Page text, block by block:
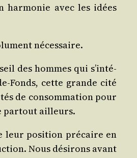
har­mo­nie avec les idées
nécessaire.
des hommes qui s’in­té­
Fonds, cette grande cité
de consom­ma­tion pour
par­tout ailleurs.
leur posi­tion pré­caire en
Nous dési­rons avant